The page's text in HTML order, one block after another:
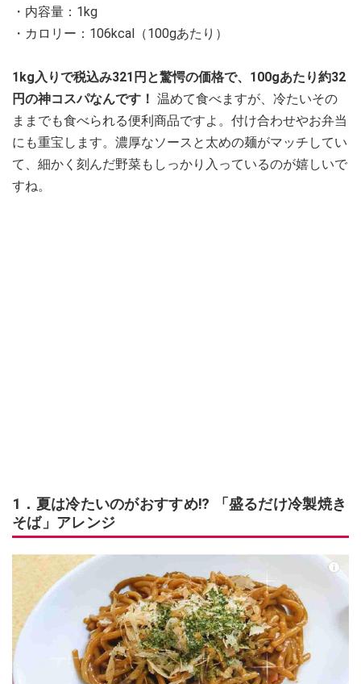
・内容量：1kg
・カロリー：106kcal（100gあたり）
1kg入りで税込み321円と驚愕の価格で、100gあたり約32
円の神コスパなんです！ 温めて食べますが、冷たいその
ままでも食べられる便利商品ですよ。付け合わせやお弁当
にも重宝します。濃厚なソースと太めの麺がマッチしてい
て、細かく刻んだ野菜もしっかり入っているのが嬉しいで
すね。
1．夏は冷たいのがおすすめ⁉ 「盛るだけ冷製焼き
そば」アレンジ